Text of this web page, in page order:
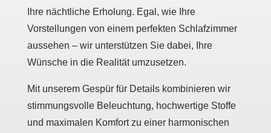
Ihre nächtliche Erholung. Egal, wie Ihre
Vorstellungen von einem perfekten Schlafzimmer
aussehen – wir unterstützen Sie dabei, Ihre
Wünsche in die Realität umzusetzen.
Mit unserem Gespür für Details kombinieren wir
stimmungsvolle Beleuchtung, hochwertige Stoffe
und maximalen Komfort zu einer harmonischen